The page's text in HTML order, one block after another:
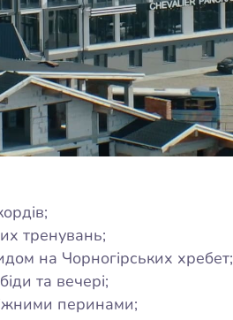
тренувань;
на Чорногірських хребет;
та вечері;
перинами;